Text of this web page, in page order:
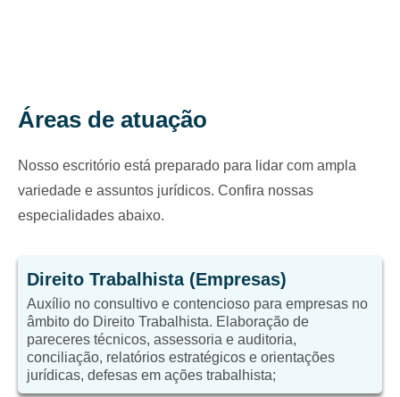
Áreas de atuação
Nosso escritório está preparado para lidar com ampla
variedade e assuntos jurídicos. Confira nossas
especialidades abaixo.
Direito Trabalhista (Empresas)
Auxílio no consultivo e contencioso para empresas no
âmbito do Direito Trabalhista. Elaboração de
pareceres técnicos, assessoria e auditoria,
conciliação, relatórios estratégicos e orientações
jurídicas, defesas em ações trabalhista;